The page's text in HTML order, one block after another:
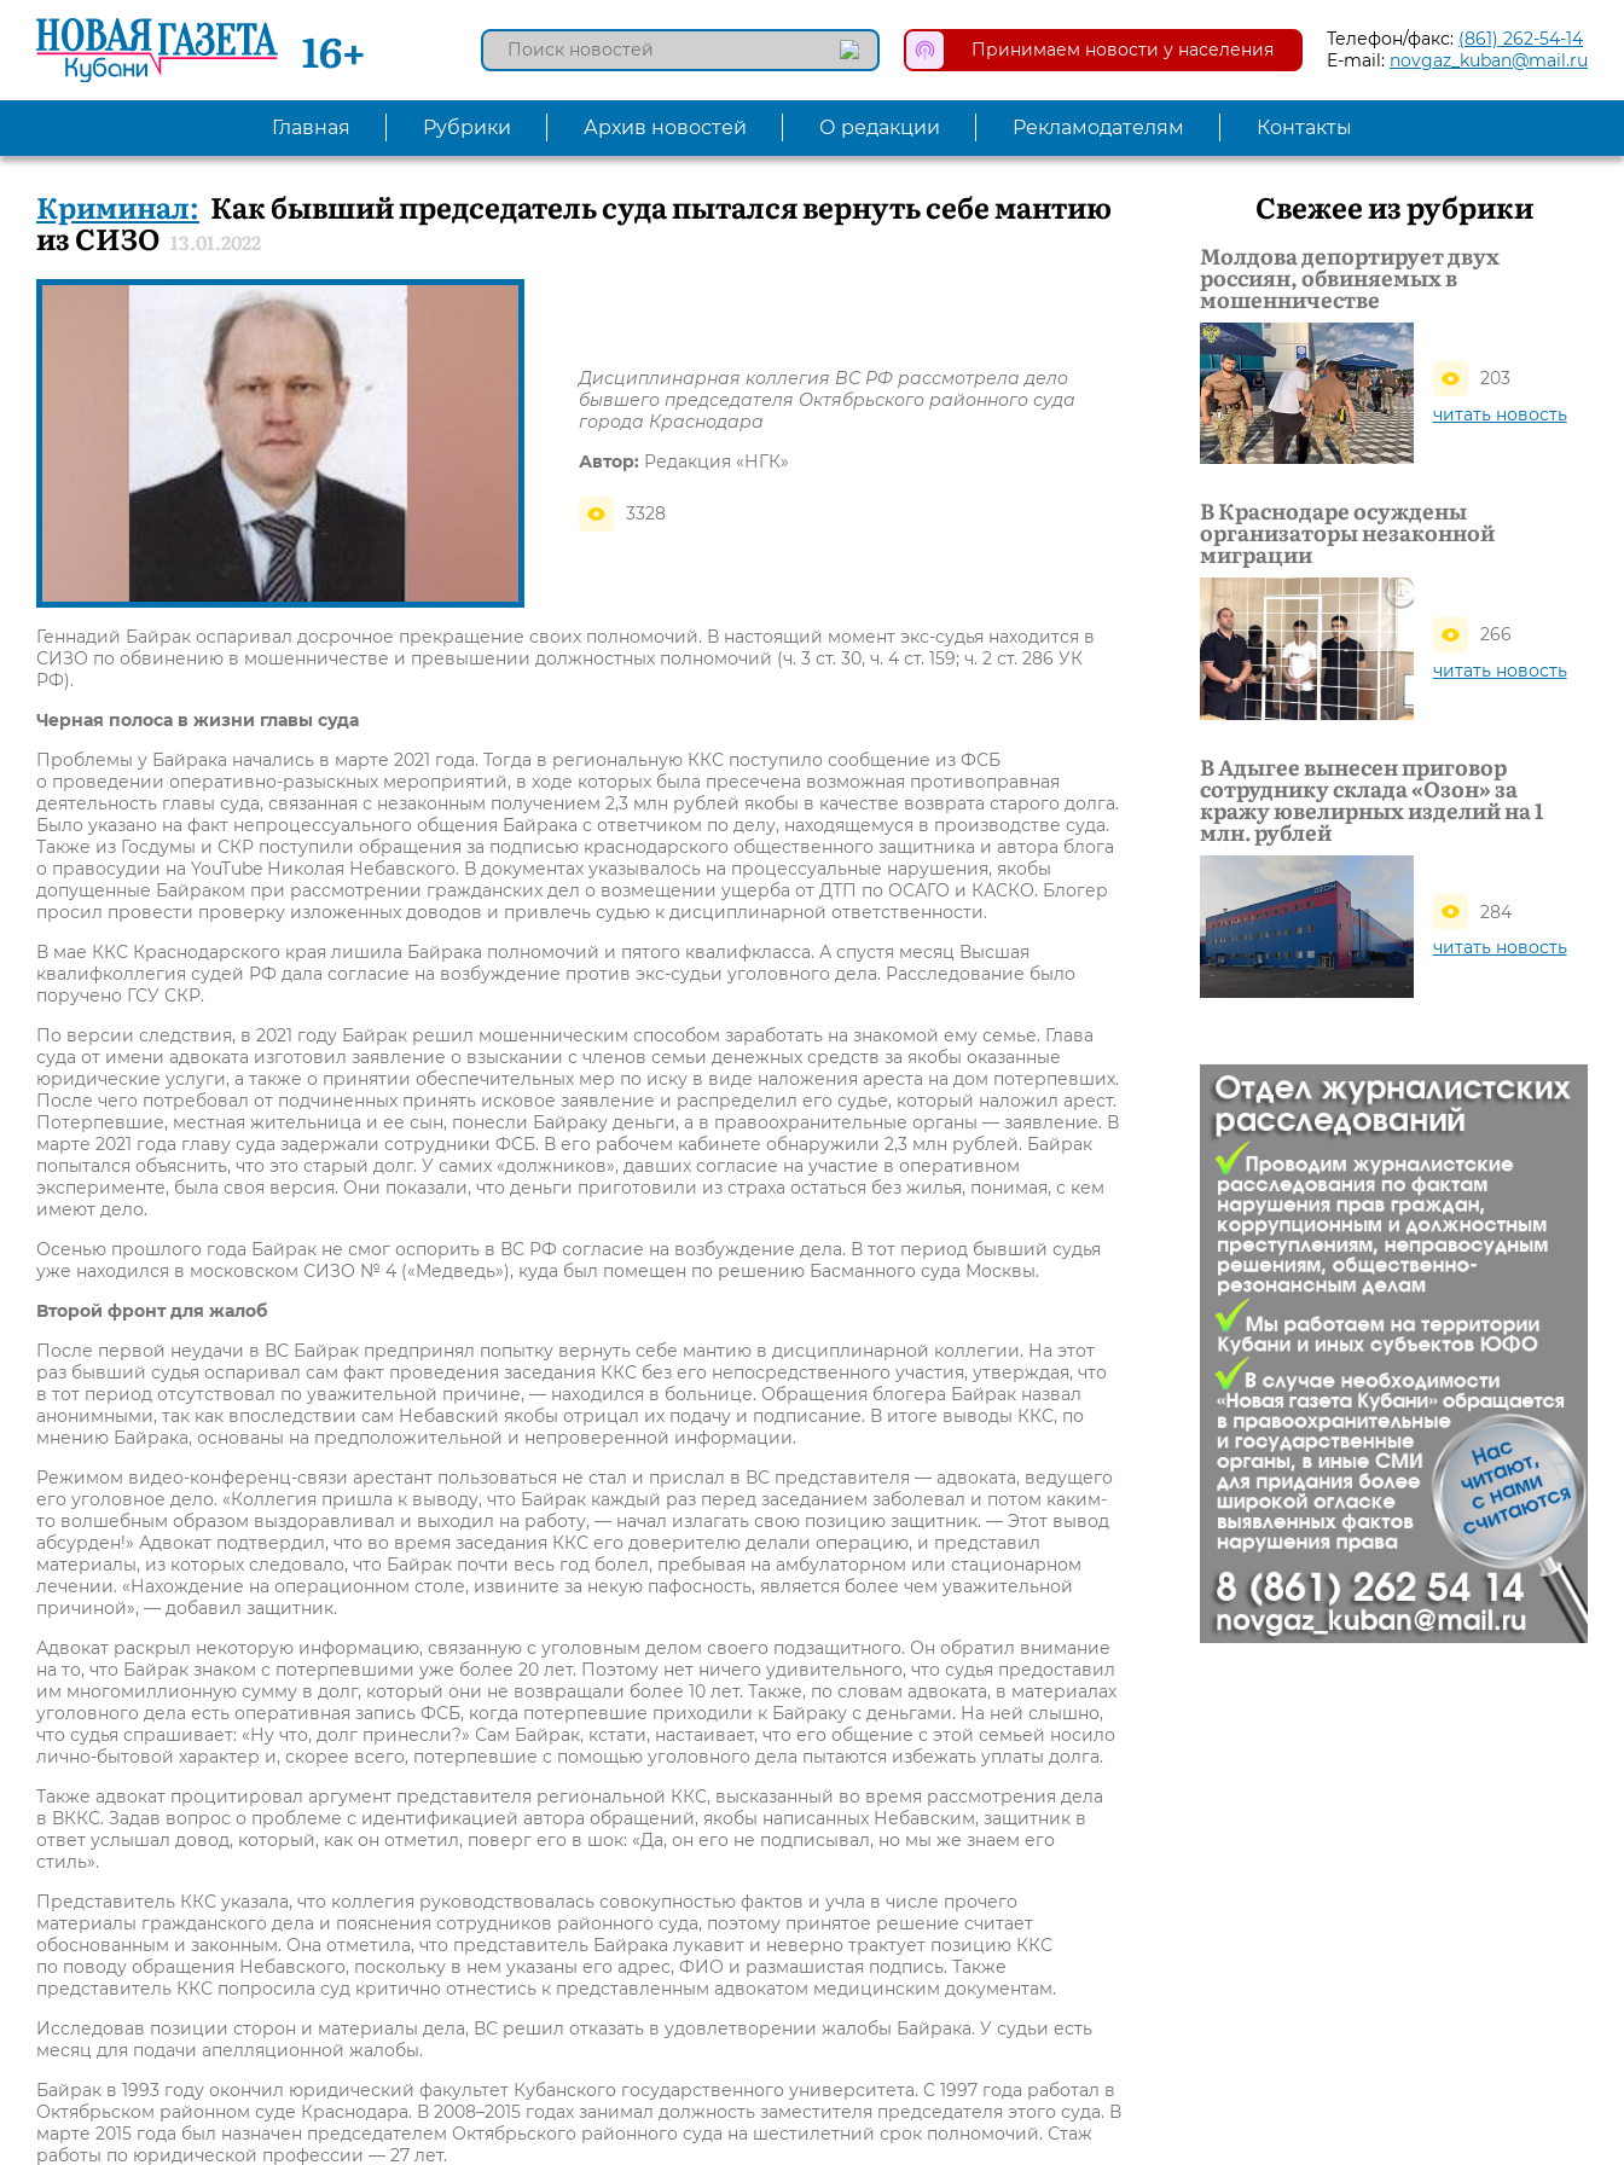
16+ Принимаем новости у населения Телефон/факс: (861) 262-54-14
E-mail: novgaz_kuban@mail.ru
Главная Рубрики Архив новостей О редакции Рекламодателям Контакты
Криминал: Как бывший председатель суда пытался вернуть себе мантию
из СИЗО 13.01.2022
Дисциплинарная коллегия ВС РФ рассмотрела дело
бывшего председателя Октябрьского районного суда
города Краснодара
Автор: Редакция «НГК»
3328
Геннадий Байрак оспаривал досрочное прекращение своих полномочий. В настоящий момент экс-судья находится в
СИЗО по обвинению в мошенничестве и превышении должностных полномочий (ч. 3 ст. 30, ч. 4 ст. 159; ч. 2 ст. 286 УК
РФ).
Черная полоса в жизни главы суда
Проблемы у Байрака начались в марте 2021 года. Тогда в региональную ККС поступило сообщение из ФСБ
о проведении оперативно-разыскных мероприятий, в ходе которых была пресечена возможная противоправная
деятельность главы суда, связанная с незаконным получением 2,3 млн рублей якобы в качестве возврата старого долга.
Было указано на факт непроцессуального общения Байрака с ответчиком по делу, находящемуся в производстве суда.
Также из Госдумы и СКР поступили обращения за подписью краснодарского общественного защитника и автора блога
о правосудии на YouTube Николая Небавского. В документах указывалось на процессуальные нарушения, якобы
допущенные Байраком при рассмотрении гражданских дел о возмещении ущерба от ДТП по ОСАГО и КАСКО. Блогер
просил провести проверку изложенных доводов и привлечь судью к дисциплинарной ответственности.
В мае ККС Краснодарского края лишила Байрака полномочий и пятого квалифкласса. А спустя месяц Высшая
квалифколлегия судей РФ дала согласие на возбуждение против экс-судьи уголовного дела. Расследование было
поручено ГСУ СКР.
По версии следствия, в 2021 году Байрак решил мошенническим способом заработать на знакомой ему семье. Глава
суда от имени адвоката изготовил заявление о взыскании с членов семьи денежных средств за якобы оказанные
юридические услуги, а также о принятии обеспечительных мер по иску в виде наложения ареста на дом потерпевших.
После чего потребовал от подчиненных принять исковое заявление и распределил его судье, который наложил арест.
Потерпевшие, местная жительница и ее сын, понесли Байраку деньги, а в правоохранительные органы — заявление. В
марте 2021 года главу суда задержали сотрудники ФСБ. В его рабочем кабинете обнаружили 2,3 млн рублей. Байрак
попытался объяснить, что это старый долг. У самих «должников», давших согласие на участие в оперативном
эксперименте, была своя версия. Они показали, что деньги приготовили из страха остаться без жилья, понимая, с кем
имеют дело.
Осенью прошлого года Байрак не смог оспорить в ВС РФ согласие на возбуждение дела. В тот период бывший судья
уже находился в московском СИЗО № 4 («Медведь»), куда был помещен по решению Басманного суда Москвы.
Второй фронт для жалоб
После первой неудачи в ВС Байрак предпринял попытку вернуть себе мантию в дисциплинарной коллегии. На этот
раз бывший судья оспаривал сам факт проведения заседания ККС без его непосредственного участия, утверждая, что
в тот период отсутствовал по уважительной причине, — находился в больнице. Обращения блогера Байрак назвал
анонимными, так как впоследствии сам Небавский якобы отрицал их подачу и подписание. В итоге выводы ККС, по
мнению Байрака, основаны на предположительной и непроверенной информации.
Режимом видео-конференц-связи арестант пользоваться не стал и прислал в ВС представителя — адвоката, ведущего
его уголовное дело. «Коллегия пришла к выводу, что Байрак каждый раз перед заседанием заболевал и потом каким-
то волшебным образом выздоравливал и выходил на работу, — начал излагать свою позицию защитник. — Этот вывод
абсурден!» Адвокат подтвердил, что во время заседания ККС его доверителю делали операцию, и представил
материалы, из которых следовало, что Байрак почти весь год болел, пребывая на амбулаторном или стационарном
лечении. «Нахождение на операционном столе, извините за некую пафосность, является более чем уважительной
причиной», — добавил защитник.
Адвокат раскрыл некоторую информацию, связанную с уголовным делом своего подзащитного. Он обратил внимание
на то, что Байрак знаком с потерпевшими уже более 20 лет. Поэтому нет ничего удивительного, что судья предоставил
им многомиллионную сумму в долг, который они не возвращали более 10 лет. Также, по словам адвоката, в материалах
уголовного дела есть оперативная запись ФСБ, когда потерпевшие приходили к Байраку с деньгами. На ней слышно,
что судья спрашивает: «Ну что, долг принесли?» Сам Байрак, кстати, настаивает, что его общение с этой семьей носило
лично-бытовой характер и, скорее всего, потерпевшие с помощью уголовного дела пытаются избежать уплаты долга.
Также адвокат процитировал аргумент представителя региональной ККС, высказанный во время рассмотрения дела
в ВККС. Задав вопрос о проблеме с идентификацией автора обращений, якобы написанных Небавским, защитник в
ответ услышал довод, который, как он отметил, поверг его в шок: «Да, он его не подписывал, но мы же знаем его
стиль».
Представитель ККС указала, что коллегия руководствовалась совокупностью фактов и учла в числе прочего
материалы гражданского дела и пояснения сотрудников районного суда, поэтому принятое решение считает
обоснованным и законным. Она отметила, что представитель Байрака лукавит и неверно трактует позицию ККС
по поводу обращения Небавского, поскольку в нем указаны его адрес, ФИО и размашистая подпись. Также
представитель ККС попросила суд критично отнестись к представленным адвокатом медицинским документам.
Исследовав позиции сторон и материалы дела, ВС решил отказать в удовлетворении жалобы Байрака. У судьи есть
месяц для подачи апелляционной жалобы.
Байрак в 1993 году окончил юридический факультет Кубанского государственного университета. С 1997 года работал в
Октябрьском районном суде Краснодара. В 2008–2015 годах занимал должность заместителя председателя этого суда. В
марте 2015 года был назначен председателем Октябрьского районного суда на шестилетний срок полномочий. Стаж
работы по юридической профессии — 27 лет.
Свежее из рубрики
Молдова депортирует двух
россиян, обвиняемых в
мошенничестве
203
читать новость
В Краснодаре осуждены
организаторы незаконной
миграции
266
читать новость
В Адыгее вынесен приговор
сотруднику склада «Озон» за
кражу ювелирных изделий на 1
млн. рублей
284
читать новость